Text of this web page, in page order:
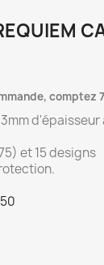
comptez
et 15 designs